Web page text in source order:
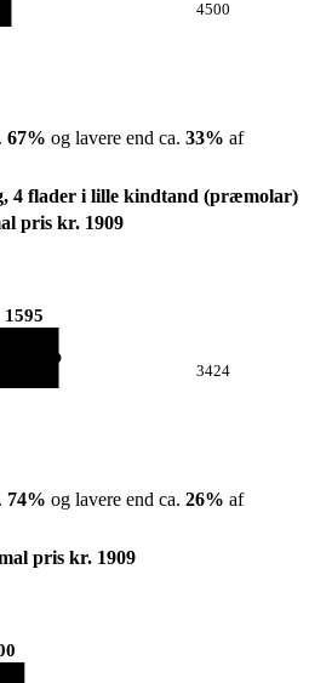
4500
67% og lavere end ca. 33% af
4 flader i lille kindtand (præmolar)
pris kr. 1909
1595
3424
74% og lavere end ca. 26% af
pris kr. 1909